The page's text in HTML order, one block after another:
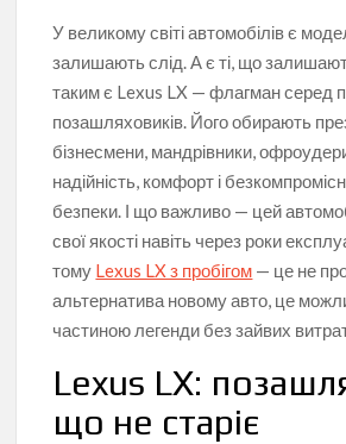
У великому світі автомобілів є
залишають слід. А є ті, що
таким є Lexus LX — флагман серед
позашляховиків. Його обирають
бізнесмени, мандрівники,
надійність, комфорт і
безпеки. І що важливо — цей
свої якості навіть через роки
тому Lexus LX з пробігом — це не
альтернатива новому авто, це
частиною легенди без зайвих
Lexus LX:
що не старіє